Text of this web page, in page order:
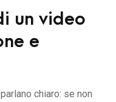
un video
e
chiaro: se non